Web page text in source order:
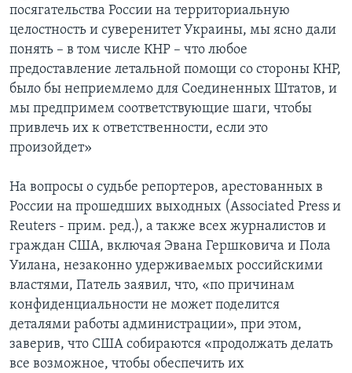
посягательства России на территориальную
целостность и суверенитет Украины, мы ясно дали
понять – в том числе КНР – что любое
предоставление летальной помощи со стороны КНР,
было бы неприемлемо для Соединенных Штатов, и
мы предпримем соответствующие шаги, чтобы
привлечь их к ответственности, если это
произойдет»
На вопросы о судьбе репортеров, арестованных в
России на прошедших выходных (Associated Press и
Reuters - прим. ред.), а также всех журналистов и
граждан США, включая Эвана Гершковича и Пола
Уилана, незаконно удерживаемых российскими
властями, Патель заявил, что, «по причинам
конфиденциальности не может поделится
деталями работы администрации», при этом,
заверив, что США собираются «продолжать делать
все возможное, чтобы обеспечить их